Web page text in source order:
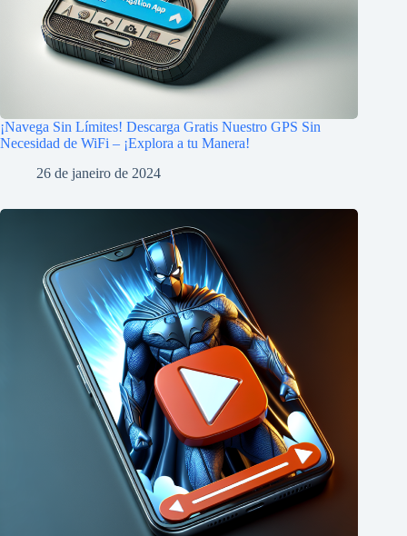
¡Navega Sin Límites! Descarga Gratis Nuestro GPS Sin
Necesidad de WiFi – ¡Explora a tu Manera!
26 de janeiro de 2024